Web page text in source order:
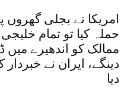
امریکا نے بجلی گھروں
حملہ کیا تو تمام خلیجی
ممالک کو اندھیرے میں
دینگے، ایران نے خبردار
دیا